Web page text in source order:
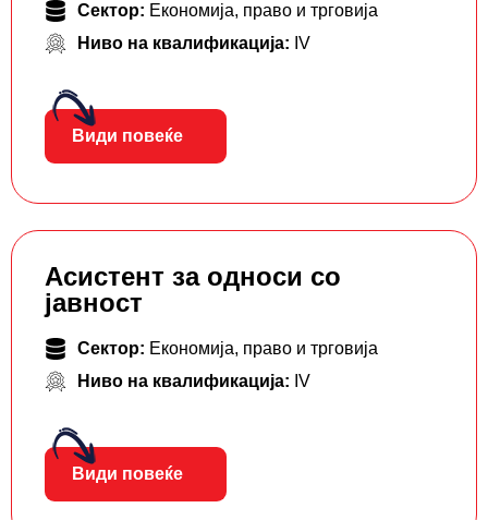
Сектор: Економија, право и трговија
Ниво на квалификација: IV
Види повеќе
Асистент за односи со
јавност
Сектор: Економија, право и трговија
Ниво на квалификација: IV
Види повеќе